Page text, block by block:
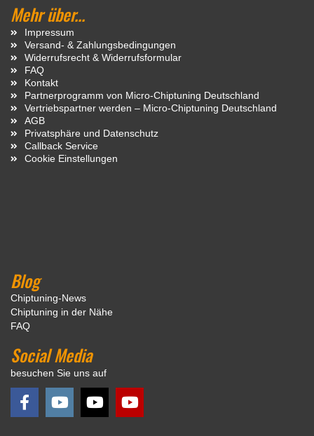
Mehr über...
Impressum
Versand- & Zahlungsbedingungen
Widerrufsrecht & Widerrufsformular
FAQ
Kontakt
Partnerprogramm von Micro-Chiptuning Deutschland
Vertriebspartner werden – Micro-Chiptuning Deutschland
AGB
Privatsphäre und Datenschutz
Callback Service
Cookie Einstellungen
Blog
Chiptuning-News
Chiptuning in der Nähe
FAQ
Social Media
besuchen Sie uns auf